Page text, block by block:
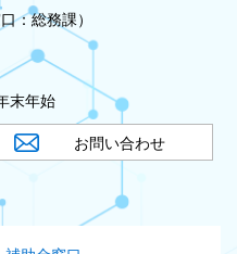
：総務課）
末年始
お問い合わせ